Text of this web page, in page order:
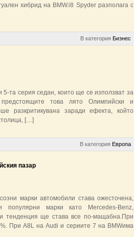
хибрид на BMW.i8 Spyder разполага с
В категория Бизнес
та серия седан, които ще се използват за
това лято Олимпийски и
разкритикувана заради ефекта, който
[…]
В категория Европа
пазар
марки автомобили става ожесточена,
марки като Mercedes-Benz,
тенденция ще става все по-мащабна.При
При A8L на Audi и сериите 7 на BMWима